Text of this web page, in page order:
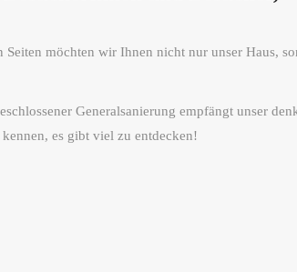
Seiten möchten wir Ihnen nicht nur unser Haus,
Generalsanierung empfängt unser
es gibt viel zu entdecken!